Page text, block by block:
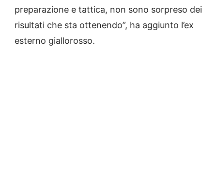
preparazione e tattica, non sono sorpreso dei
risultati che sta ottenendo”, ha aggiunto l’ex
esterno giallorosso.